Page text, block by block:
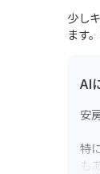
少し
ます
AI
安
特
も